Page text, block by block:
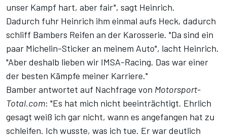
unser Kampf hart, aber fair", sagt Heinrich.
Dadurch fuhr Heinrich ihm einmal aufs Heck, dadurch
schliff Bambers Reifen an der Karosserie. "Da sind ein
paar Michelin-Sticker an meinem Auto", lacht Heinrich.
"Aber deshalb lieben wir IMSA-Racing. Das war einer
der besten Kämpfe meiner Karriere."
Bamber antwortet auf Nachfrage von Motorsport-
Total.com: "Es hat mich nicht beeinträchtigt. Ehrlich
gesagt weiß ich gar nicht, wann es angefangen hat zu
schleifen. Ich wusste, was ich tue. Er war deutlich